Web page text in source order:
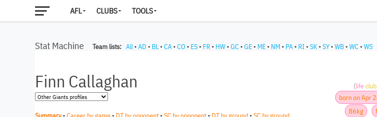
AFL CLUBS TOOLS
Stat Machine Team lists: All • AD • BL • CA • CO • ES • FR • HW • GC • GE • ME • NM • PA • RI • SK • SY• WB • WC • WS